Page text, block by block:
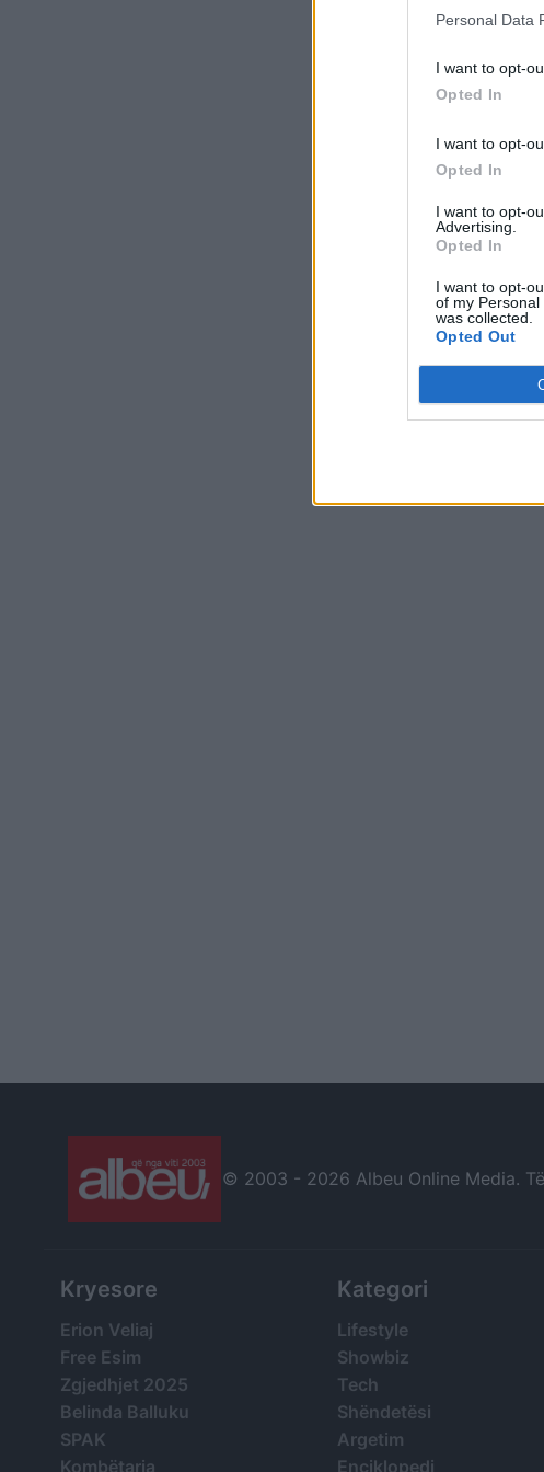
Personal Data
I want to opt-
Opted In
I want to opt-
Opted In
I want to opt-
Advertising.
Opted In
I want to opt-
of my
was collected.
Opted Out
© 2003 - 2026 Albeu Online Media.
Kryesore
Erion Veliaj
Free Esim
Zgjedhjet 2025
Belinda Balluku
SPAK
Kombëtarja
Kategori
Lifestyle
Showbiz
Tech
Shëndetësi
Argetim
Enciklopedi